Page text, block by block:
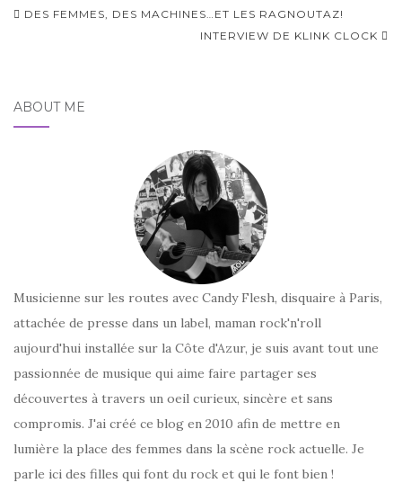
Pagination
DES FEMMES, DES MACHINES…ET LES RAGNOUTAZ!
INTERVIEW DE KLINK CLOCK
ABOUT ME
Musicienne sur les routes avec Candy Flesh, disquaire à Paris,
attachée de presse dans un label, maman rock'n'roll
aujourd'hui installée sur la Côte d'Azur, je suis avant tout une
passionnée de musique qui aime faire partager ses
découvertes à travers un oeil curieux, sincère et sans
compromis. J'ai créé ce blog en 2010 afin de mettre en
lumière la place des femmes dans la scène rock actuelle. Je
parle ici des filles qui font du rock et qui le font bien !